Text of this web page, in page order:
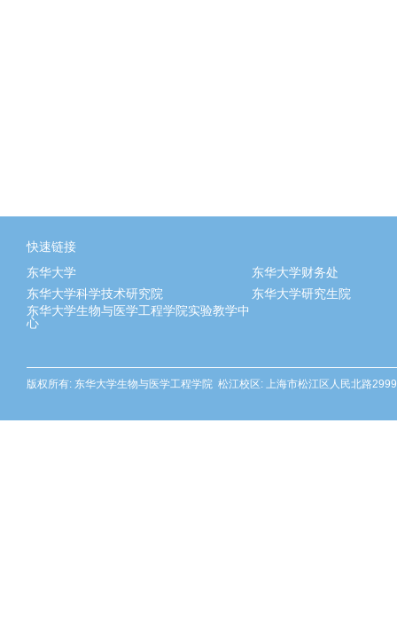
快速链接
东华大学
东华大学财务处
东华大学科学技术研究院
东华大学研究生院
东华大学生物与医学工程学院实验教学中
心
版权所有: 东华大学生物与医学工程学院 松江校区: 上海市松江区人民北路